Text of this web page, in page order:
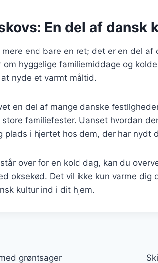
En del af dansk
mere end bare en ret; det er en del
om hyggelige familiemiddage og
nyde et varmt måltid.
en del af mange danske
familiefester. Uanset hvordan
plads i hjertet hos dem, der har nydt
over for en kold dag, kan du
oksekød. Det vil ikke kun varme dig
kultur ind i dit hjem.
grøntsager